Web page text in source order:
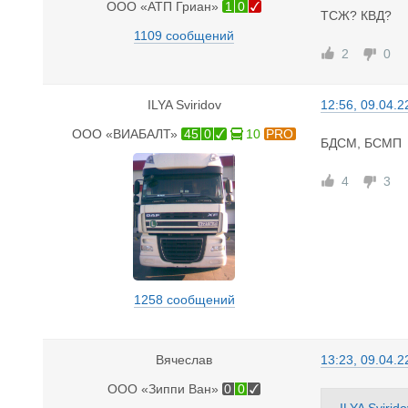
ООО «АТП Гриан» 1 0
1109 сообщений
ТСЖ? КВД?
2 0
ILYA Sviridov
ООО «ВИАБАЛТ» 45 0 10 PRO
1258 сообщений
12:56,
БДСМ, БСМП
4 3
Вячеслав
ООО «Зиппи Ван» 0 0
13:23,